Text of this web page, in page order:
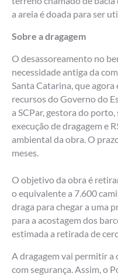
a areia é doada para ser
Sobre a dragagem
O desassoreamento no
necessidade antiga da
Santa Catarina, que
recursos do Governo do
a SCPar, gestora do porto,
execução de dragagem e
ambiental da obra. O
meses.
O objetivo da obra é
o equivalente a 7.600
draga para chegar a uma
para a acostagem dos
estimada a retirada de
A dragagem vai permitir a
com segurança. Assim, o